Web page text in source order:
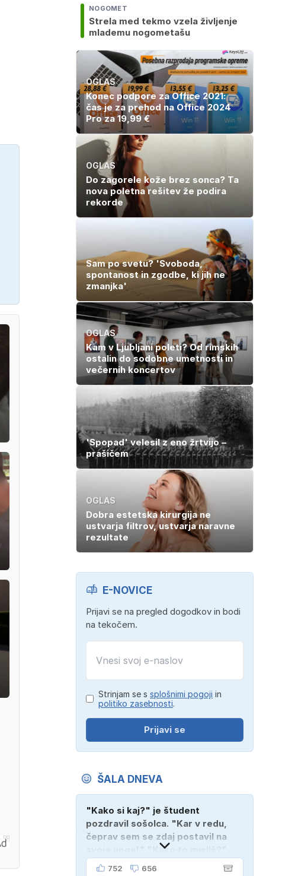
NOGOMET
Strela med tekmo vzela življenje
mlademu nogometašu
OGLAS
Konec podpore za Office 2021:
čas je za prehod na Office 2024
Pro za 19,99 €
OGLAS
Do zagorele kože brez sonca? Ta
nova poletna rešitev že podira
rekorde
Sam po svetu? 'Svoboda,
spontanost in zgodbe, ki jih ne
zmanjka'
OGLAS
Kam v Ljubljani poleti? Od rimskih
ostalin do sodobne umetnosti in
večernih koncertov
'Spopad' velesil z eno žrtvijo –
prašičem
OGLAS
Dobra estetska kirurgija ne
ustvarja filtrov, ustvarja naravne
rezultate
E-NOVICE
Prijavi se na pregled dogodkov in bodi
na tekočem.
Strinjam se s splošnimi pogoji in
politiko zasebnosti.
Prijavi se
ŠALA DNEVA
"Kako si kaj?" je študent
pozdravil sošolca. "Kar v redu,
čeprav sem se zdaj postavil na
svoje noge!" "Kako to misliš?"
"Oče mi je vzel avto!"
752 656